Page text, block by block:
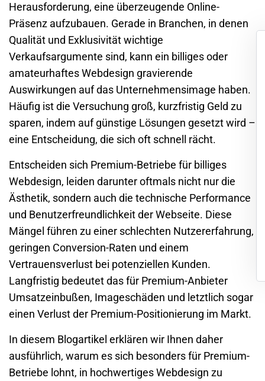
Herausforderung, eine überzeugende Online-
Präsenz aufzubauen. Gerade in Branchen, in denen
Qualität und Exklusivität wichtige
Verkaufsargumente sind, kann ein billiges oder
amateurhaftes Webdesign gravierende
Auswirkungen auf das Unternehmensimage haben.
Häufig ist die Versuchung groß, kurzfristig Geld zu
sparen, indem auf günstige Lösungen gesetzt wird –
eine Entscheidung, die sich oft schnell rächt.
Entscheiden sich Premium-Betriebe für billiges
Webdesign, leiden darunter oftmals nicht nur die
Ästhetik, sondern auch die technische Performance
und Benutzerfreundlichkeit der Webseite. Diese
Mängel führen zu einer schlechten Nutzererfahrung,
geringen Conversion-Raten und einem
Vertrauensverlust bei potenziellen Kunden.
Langfristig bedeutet das für Premium-Anbieter
Umsatzeinbußen, Imageschäden und letztlich sogar
einen Verlust der Premium-Positionierung im Markt.
In diesem Blogartikel erklären wir Ihnen daher
ausführlich, warum es sich besonders für Premium-
Betriebe lohnt, in hochwertiges Webdesign zu